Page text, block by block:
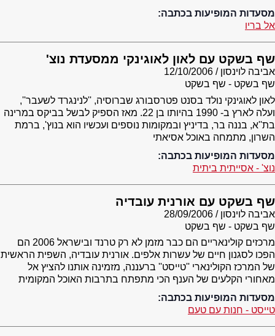
מסעדות המופיעות בכתבה:
אל בריו
שף בשקט עם לאון לאוגינקי ממסעדת נוצ'
אביבה לוינסון
12/10/2006
שף בשקט - שף בשקט
לאון לאוגינקי נולד בסנט פטרסבורג שברוסיה, ''לנינגרד לשעבר'',
ועלה לארץ ב- 1990 בהיותו בן 22. מאז הספיק לבשל בביקס במרינה
בת''א, בננה בר, בדיניץ ובמקומות נוספים ועכשיו הוא בנוץ', ברמת
השרון, מתמחה באוכל אסיאתי
מסעדות המופיעות בכתבה:
נוצ' - אסייתית ביתית
שף בשקט עם אורנית עובדיה
אביבה לוינסון
28/09/2006
שף בשקט - שף בשקט
מרכזים קולינאריים הם כבר מזמן לא רק טרנד ובישראל 2006 הם
הפכו לסגנון חיים של עשרות אלפים. אורנית עובדיה, השפית הראשית
של המרכז הקולינארי ''טייסט'' ברעננה, מזמינה אותנו להציץ אל
מאחורי הקלעים של הענף הכי מתפתח בתרבות האוכל המקומית
מסעדות המופיעות בכתבה:
טייסט - חנות עם טעם